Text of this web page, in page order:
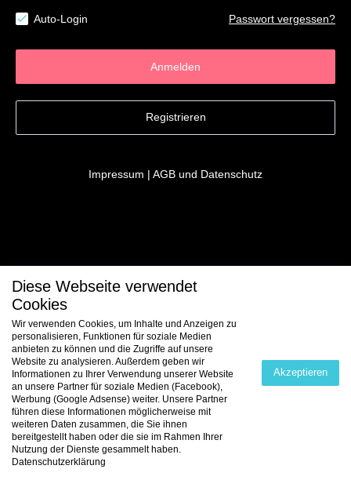
Auto-Login Passwort vergessen?
Anmelden
Registrieren
Impressum | AGB und Datenschutz
Diese Webseite verwendet
Cookies
Wir verwenden Cookies, um Inhalte und Anzeigen zu
personalisieren, Funktionen für soziale Medien
anbieten zu können und die Zugriffe auf unsere
Website zu analysieren. Außerdem geben wir
Informationen zu Ihrer Verwendung unserer Website
an unsere Partner für soziale Medien (Facebook),
Werbung (Google Adsense) weiter. Unsere Partner
führen diese Informationen möglicherweise mit
weiteren Daten zusammen, die Sie ihnen
bereitgestellt haben oder die sie im Rahmen Ihrer
Nutzung der Dienste gesammelt haben.
Datenschutzerklärung
Akzeptieren